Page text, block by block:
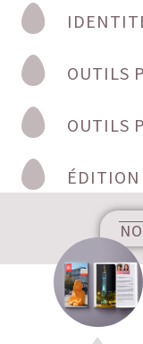
OUTILS
OUTILS
ÉDITION
Mairie